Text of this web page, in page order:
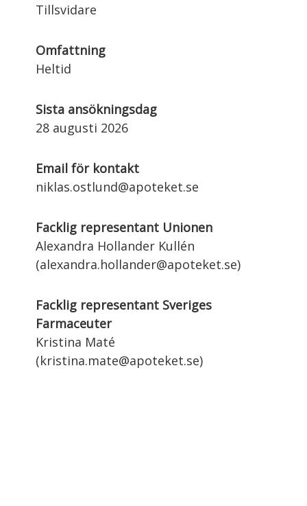
Tillsvidare
Omfattning
Heltid
Sista ansökningsdag
28 augusti 2026
Email för kontakt
niklas.ostlund@apoteket.se
Facklig representant Unionen
Alexandra Hollander Kullén
(alexandra.hollander@apoteket.se)
Facklig representant Sveriges
Farmaceuter
Kristina Maté
(kristina.mate@apoteket.se)